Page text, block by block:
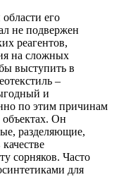
его
не подвержен
реагентов,
на сложных
выступить в
–
и
по этим причинам
объектах. Он
разделяющие,
сорняков. Часто
для